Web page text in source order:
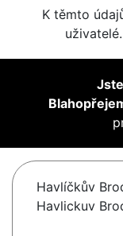
K těmto
uživatelé.
Havlíčkův
Havlickuv